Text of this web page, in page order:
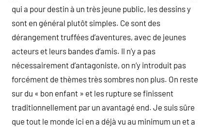
qui a pour destin à un très jeune public, les dessins y
sont en général plutôt simples. Ce sont des
dérangement truffées d’aventures, avec de jeunes
acteurs et leurs bandes d’amis. Il n’y a pas
nécessairement d’antagoniste, on n’y introduit pas
forcément de thèmes très sombres non plus. On reste
sur du « bon enfant » et les rupture se finissent
traditionnellement par un avantagé end. Je suis sûre
que tout le monde ici en a déjà vu au minimum un et a